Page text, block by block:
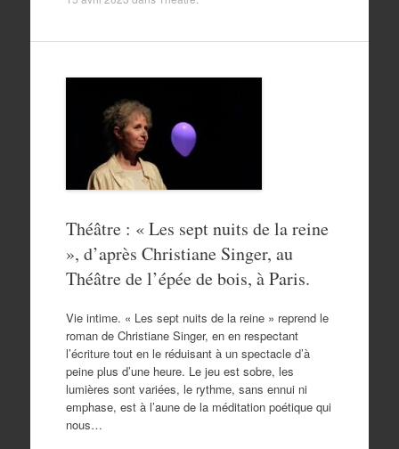
Théâtre : « Les sept nuits de la reine
», d’après Christiane Singer, au
Théâtre de l’épée de bois, à Paris.
Vie intime. « Les sept nuits de la reine » reprend le
roman de Christiane Singer, en en respectant
l’écriture tout en le réduisant à un spectacle d’à
peine plus d’une heure. Le jeu est sobre, les
lumières sont variées, le rythme, sans ennui ni
emphase, est à l’aune de la méditation poétique qui
nous…